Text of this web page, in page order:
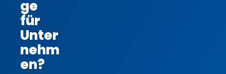
ge
für
Unter
nehm
en?